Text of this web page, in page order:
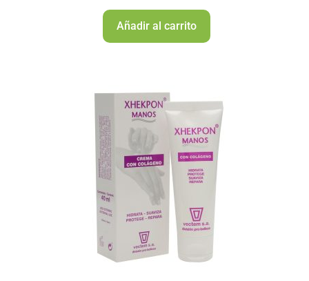
Añadir al carrito